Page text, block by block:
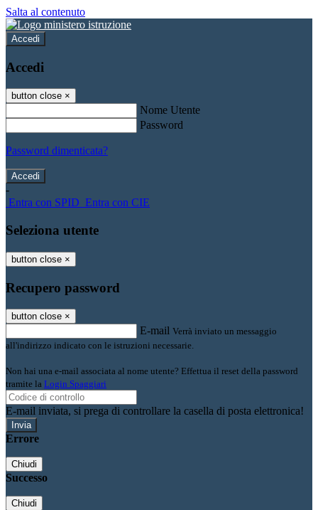
Salta al contenuto
Accedi
Accedi
button close ×
Nome Utente
Password
Password dimenticata?
-
Entra con SPID Entra con CIE
Seleziona utente
button close ×
Recupero password
button close ×
E-mail Verrà inviato un messaggio
all'indirizzo indicato con le istruzioni necessarie.
Non hai una e-mail associata al nome utente? Effettua il reset della password
tramite la Login Spaggiari
E-mail inviata, si prega di controllare la casella di posta elettronica!
Errore
Chiudi
Successo
Chiudi